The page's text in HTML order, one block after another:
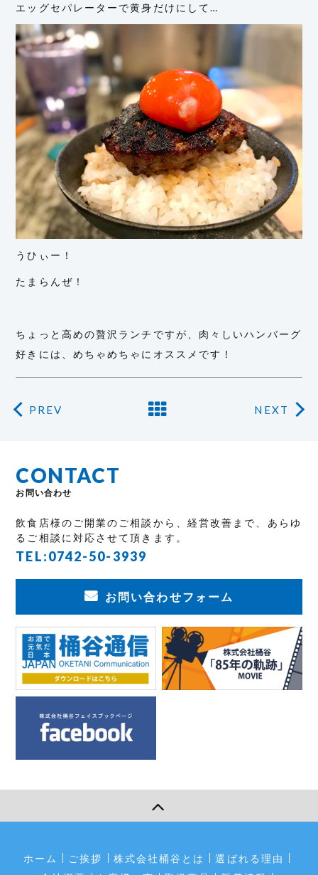
エッグセパレーターで黄身だけにして…
うひぃー！
たまらんぜ！
ちょっと高めの贅沢ランチですが、肉々しいハンバーグ
好きには、めちゃめちゃにオススメです！
PREV NEXT
CONTACT
お問い合わせ
飲食店様のご開業のご相談から、経営改善まで、あらゆ
るご相談に対応させて頂きます。
TEL:0742-50-3939
お問い合わせフォーム
ホーム ご挨拶 株式会社桶谷とは
選ばれる理由